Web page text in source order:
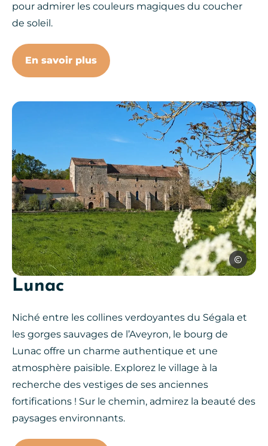
SPL
pour admirer les couleurs magiques du coucher
de soleil.
En savoir plus
Lunac
Niché entre les collines verdoyantes du Ségala et
les gorges sauvages de l’Aveyron, le bourg de
Lunac offre un charme authentique et une
atmosphère paisible. Explorez le village à la
recherche des vestiges de ses anciennes
fortifications ! Sur le chemin, admirez la beauté des
paysages environnants.